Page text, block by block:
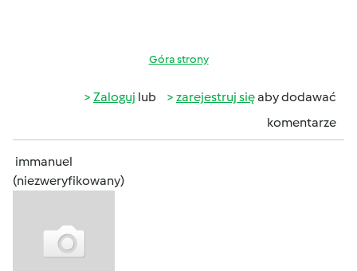
Góra strony
Zaloguj lub zarejestruj sięaby dodawać
komentarze
immanuel
(niezweryfikowany)